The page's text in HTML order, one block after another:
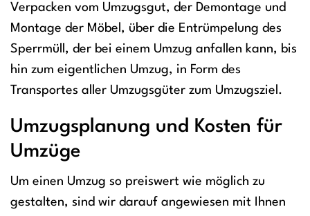
Verpacken vom Umzugsgut, der Demontage und
Montage der Möbel, über die Entrümpelung des
Sperrmüll, der bei einem Umzug anfallen kann, bis
hin zum eigentlichen Umzug, in Form des
Transportes aller Umzugsgüter zum Umzugsziel.
Umzugsplanung und Kosten für
Umzüge
Um einen Umzug so preiswert wie möglich zu
gestalten, sind wir darauf angewiesen mit Ihnen